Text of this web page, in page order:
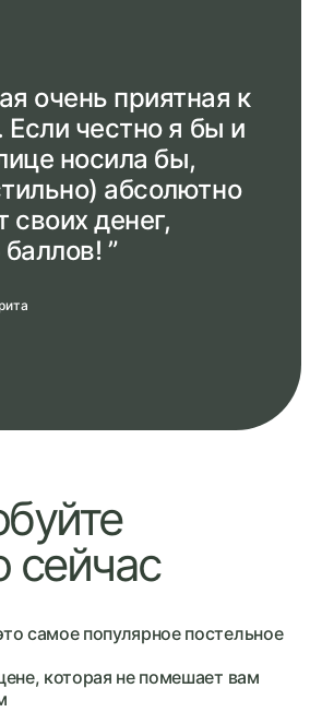
очень приятная к
Если честно я бы и
носила бы,
абсолютно
своих денег,
”
сейчас
cамое популярное постельное
которая не помешает вам